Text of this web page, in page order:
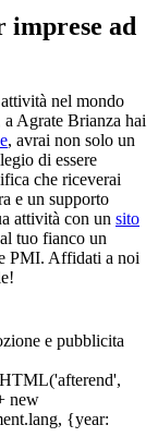
imprese ad
nel mondo
Agrate Brianza hai
, avrai non solo un
di essere
che riceverai
e un supporto
attività con un sito
tuo fianco un
PMI. Affidati a noi